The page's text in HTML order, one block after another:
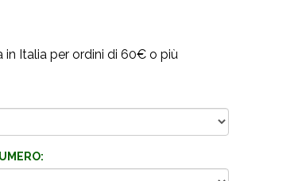
in Italia per ordini di 60€ o più